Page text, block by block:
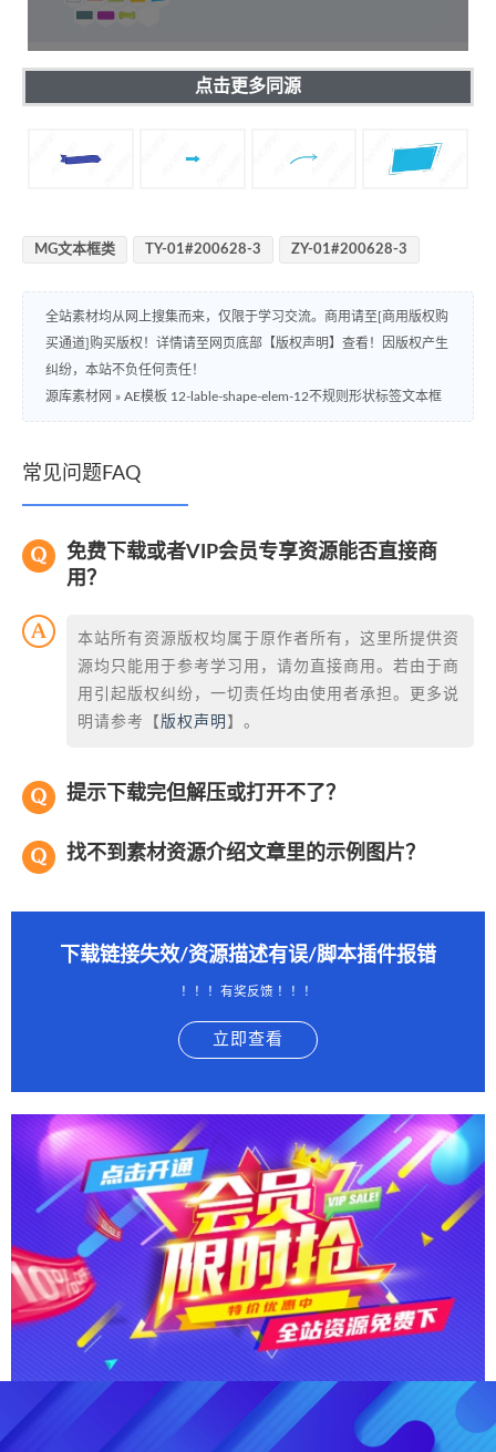
点击更多同源
MG文本框类 TY-01#200628-3 ZY-01#200628-3
全站素材均从网上搜集而来，仅限于学习交流。商用请至[商用版权购
买通道]购买版权！详情请至网页底部【版权声明】查看！因版权产生
纠纷，本站不负任何责任！
源库素材网 » AE模板 12-lable-shape-elem-12不规则形状标签文本框
常见问题FAQ
免费下载或者VIP会员专享资源能否直接商
用？
本站所有资源版权均属于原作者所有，这里所提供资
源均只能用于参考学习用，请勿直接商用。若由于商
用引起版权纠纷，一切责任均由使用者承担。更多说
明请参考【 版权声明 】。
提示下载完但解压或打开不了？
找不到素材资源介绍文章里的示例图片？
下载链接失效/资源描述有误/脚本插件报错
！！！有奖反馈 ！！！
立即查看